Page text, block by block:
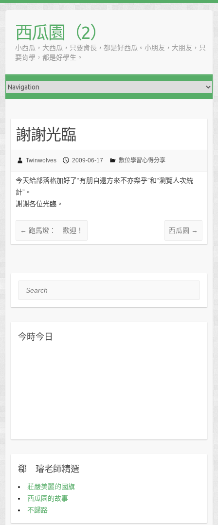
西瓜園（2）
小西瓜，大西瓜，只要肯長，都是好西瓜。小朋友，大朋友，只
要肯學，都是好學生。
謝謝光臨
Twinwolves 2009-06-17 數位學習心得分享
今天給部落格加好了“有朋自遠方來不亦樂乎”和“瀏覽人次統
計”。
謝謝各位光臨。
← 跑馬燈： 歡迎！ 西瓜園 →
Search
今時今日
郗 璿老師精選
莊嚴美麗的國旗
西瓜園的故事
不歸路